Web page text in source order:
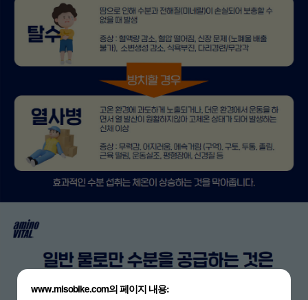
www.misobike.com의 페이지 내용: